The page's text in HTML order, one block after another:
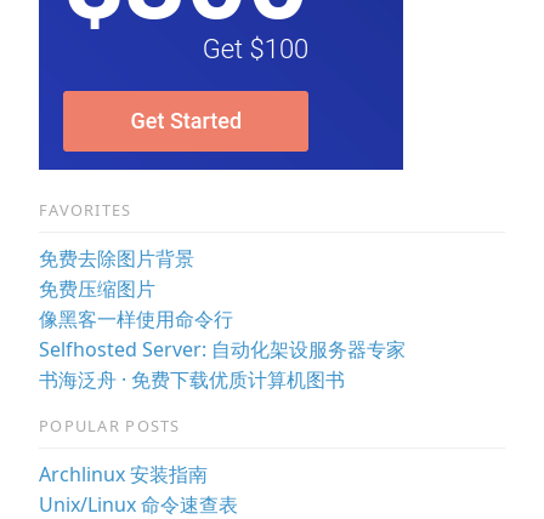
FAVORITES
免费去除图片背景
免费压缩图片
像黑客一样使用命令行
Selfhosted Server: 自动化架设服务器专家
书海泛舟 · 免费下载优质计算机图书
POPULAR POSTS
Archlinux 安装指南
Unix/Linux 命令速查表